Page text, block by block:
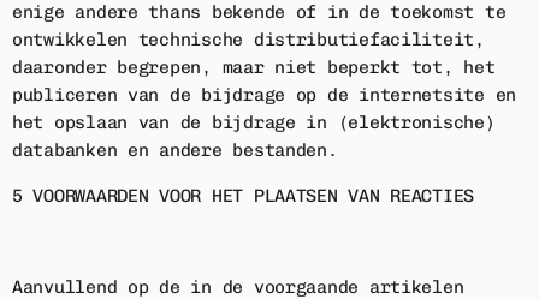
enige andere thans bekende of in de toekomst te
ontwikkelen technische distributiefaciliteit,
daaronder begrepen, maar niet beperkt tot, het
publiceren van de bijdrage op de internetsite en
het opslaan van de bijdrage in (elektronische)
databanken en andere bestanden.
5 VOORWAARDEN VOOR HET PLAATSEN VAN REACTIES
Aanvullend op de in de voorgaande artikelen